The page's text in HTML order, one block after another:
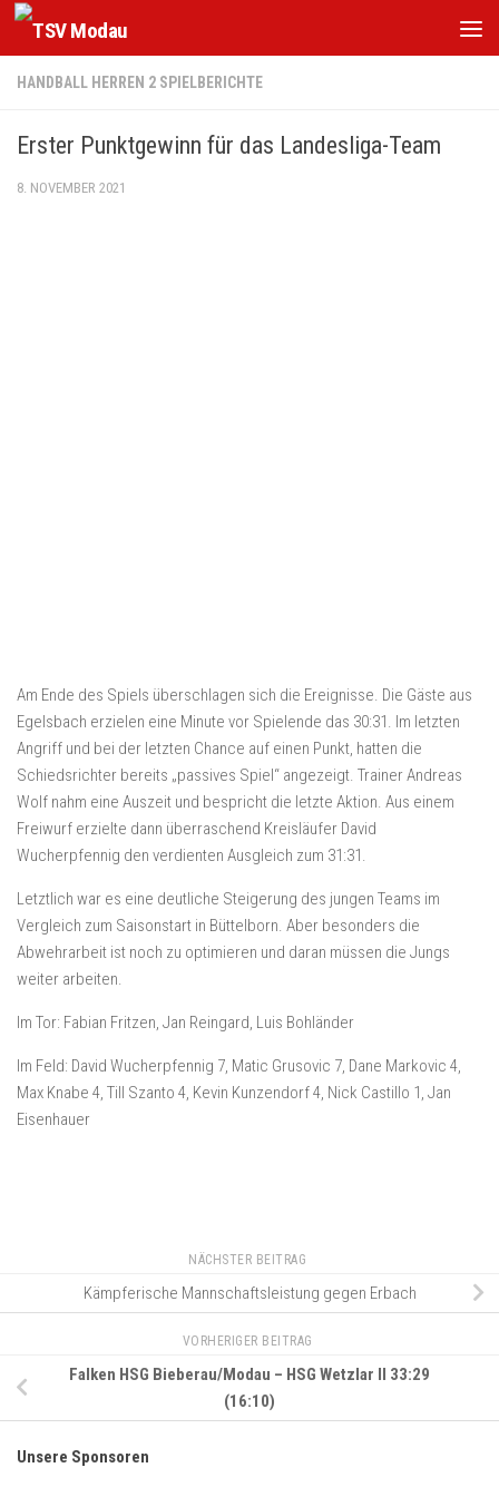
Zum Inhalt springen
HANDBALL HERREN 2 SPIELBERICHTE
Erster Punktgewinn für das Landesliga-Team
8. NOVEMBER 2021
Am Ende des Spiels überschlagen sich die Ereignisse. Die Gäste aus
Egelsbach erzielen eine Minute vor Spielende das 30:31. Im letzten
Angriff und bei der letzten Chance auf einen Punkt, hatten die
Schiedsrichter bereits „passives Spiel“ angezeigt. Trainer Andreas
Wolf nahm eine Auszeit und bespricht die letzte Aktion. Aus einem
Freiwurf erzielte dann überraschend Kreisläufer David
Wucherpfennig den verdienten Ausgleich zum 31:31.
Letztlich war es eine deutliche Steigerung des jungen Teams im
Vergleich zum Saisonstart in Büttelborn. Aber besonders die
Abwehrarbeit ist noch zu optimieren und daran müssen die Jungs
weiter arbeiten.
Im Tor: Fabian Fritzen, Jan Reingard, Luis Bohländer
Im Feld: David Wucherpfennig 7, Matic Grusovic 7, Dane Markovic 4,
Max Knabe 4, Till Szanto 4, Kevin Kunzendorf 4, Nick Castillo 1, Jan
Eisenhauer
NÄCHSTER BEITRAG
Kämpferische Mannschaftsleistung gegen Erbach
VORHERIGER BEITRAG
Falken HSG Bieberau/Modau – HSG Wetzlar II 33:29
(16:10)
Unsere Sponsoren